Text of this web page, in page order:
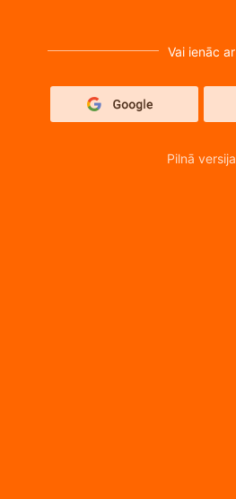
Vai ienāc ar
Pilnā versija